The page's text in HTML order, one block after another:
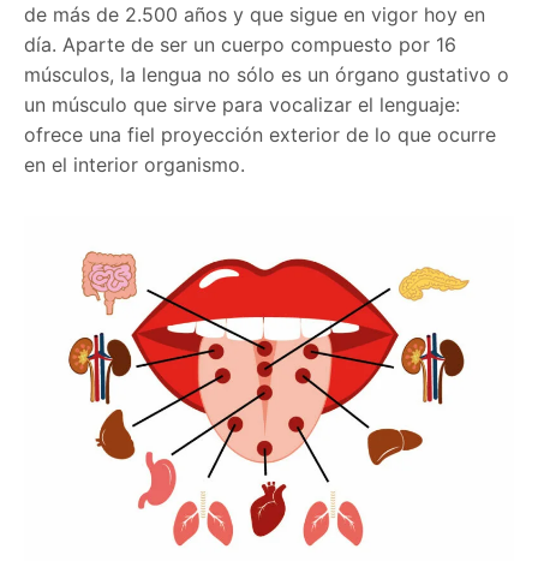
de más de 2.500 años y que sigue en vigor hoy en
día. Aparte de ser un cuerpo compuesto por 16
músculos, la lengua no sólo es un órgano gustativo o
un músculo que sirve para vocalizar el lenguaje:
ofrece una fiel proyección exterior de lo que ocurre
en el interior organismo.